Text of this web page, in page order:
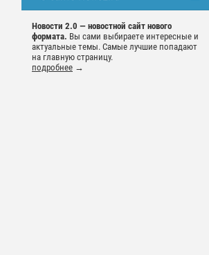
Новости 2.0 — новостной сайт нового
формата. Вы сами выбираете интересные и
актуальные темы. Самые лучшие попадают
на главную страницу.
подробнее →